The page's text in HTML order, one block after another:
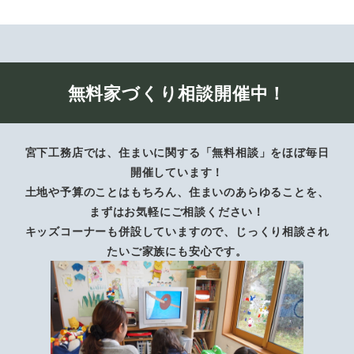
無料家づくり相談開催中！
宮下工務店では、住まいに関する「無料相談」をほぼ毎日
開催しています！
土地や予算のことはもちろん、住まいのあらゆることを、
まずはお気軽にご相談ください！
キッズコーナーも併設していますので、じっくり相談され
たいご家族にも安心です。